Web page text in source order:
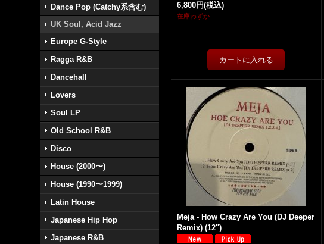
Dance Pop (Catchy系含む)
UK Soul, Acid Jazz
Europe G-Style
Ragga R&B
Dancehall
Lovers
Soul LP
Old School R&B
Disco
House (2000〜)
House (1990〜1999)
Latin House
Japanese Hip Hop
Japanese R&B
6,800円(税込)
在庫わずか
Meja - How Crazy Are You (DJ Deeper
Remix) (12'')